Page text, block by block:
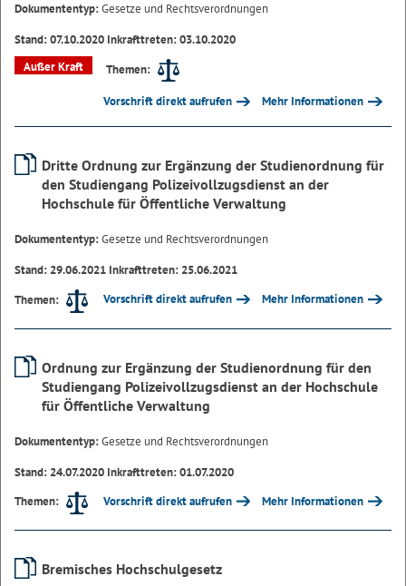
Dokumententyp:Gesetze und Rechtsverordnungen
Stand: 07.10.2020 Inkrafttreten: 03.10.2020
Außer Kraft
Themen:
Vorschrift direkt aufrufen Mehr Informationen
Dritte Ordnung zur Ergänzung der Studienordnung für
den Studiengang Polizeivollzugsdienst an der
Hochschule für Öffentliche Verwaltung
Dokumententyp:Gesetze und Rechtsverordnungen
Stand: 29.06.2021 Inkrafttreten: 25.06.2021
Themen:
Vorschrift direkt aufrufen Mehr Informationen
Ordnung zur Ergänzung der Studienordnung für den
Studiengang Polizeivollzugsdienst an der Hochschule
für Öffentliche Verwaltung
Dokumententyp:Gesetze und Rechtsverordnungen
Stand: 24.07.2020 Inkrafttreten: 01.07.2020
Themen:
Vorschrift direkt aufrufen Mehr Informationen
Bremisches Hochschulgesetz